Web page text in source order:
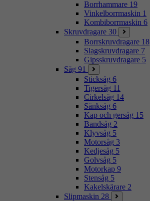
Borrhammare 19
Vinkelborrmaskin 1
Kombiborrmaskin 6
Skruvdragare 30
Borrskruvdragare 18
Slagskruvdragare 7
Gipsskruvdragare 5
Såg 91
Sticksåg 6
Tigersåg 11
Cirkelsåg 14
Sänksåg 6
Kap och gersåg 15
Bandsåg 2
Klyvsåg 5
Motorsåg 3
Kedjesåg 5
Golvsåg 5
Motorkap 9
Stensåg 5
Kakelskärare 2
Slipmaskin 28